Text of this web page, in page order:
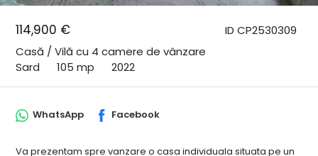
ID CP2530309
114,900 €
Casă / Vilă cu 4 camere de vânzare
Sard
105 mp 2022
WhatsApp Facebook
Va prezentam spre vanzare o casa individuala situata pe un